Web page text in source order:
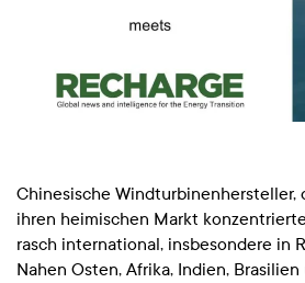
Chinesische Windturbinenhersteller,
ihren heimischen Markt
rasch international, insbesondere in
Nahen Osten, Afrika, Indien,